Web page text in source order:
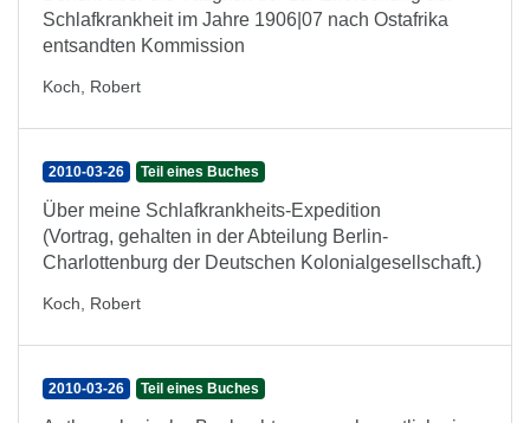
Schlafkrankheit im Jahre 1906|07 nach Ostafrika
entsandten Kommission
Koch, Robert
2010-03-26 Teil eines Buches
Über meine Schlafkrankheits-Expedition
(Vortrag, gehalten in der Abteilung Berlin-
Charlottenburg der Deutschen Kolonialgesellschaft.)
Koch, Robert
2010-03-26 Teil eines Buches